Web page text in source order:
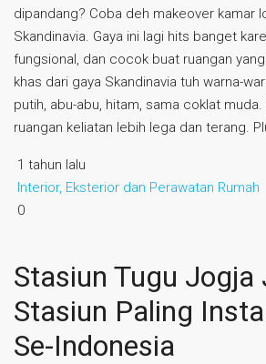
dipandang? Coba deh makeover kamar
Skandinavia. Gaya ini lagi hits banget
fungsional, dan cocok buat ruangan
khas dari gaya Skandinavia tuh warna-
putih, abu-abu, hitam, sama coklat muda.
ruangan keliatan lebih lega dan terang.
1 tahun lalu
Interior, Eksterior dan Perawatan Rumah
0
Stasiun Tugu Jogja
Stasiun Paling
Se-Indonesia